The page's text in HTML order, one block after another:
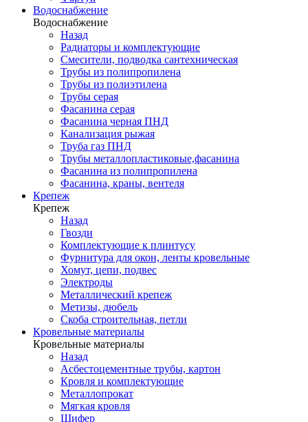
Водоснабжение
Водоснабжение
Назад
Радиаторы и комплектующие
Смесители, подводка сантехническая
Трубы из полипропилена
Трубы из полиэтилена
Трубы серая
Фасанина серая
Фасанина черная ПНД
Канализация рыжая
Труба газ ПНД
Трубы металлопластиковые,фасанина
Фасанина из полипропилена
Фасанина, краны, вентеля
Крепеж
Крепеж
Назад
Гвозди
Комплектующие к плинтусу
Фурнитура для окон, ленты кровельные
Хомут, цепи, подвес
Электроды
Металлический крепеж
Метизы, дюбель
Скоба строительная, петли
Кровельные материалы
Кровельные материалы
Назад
Асбестоцементные трубы, картон
Кровля и комплектующие
Металлопрокат
Мягкая кровля
Шифер